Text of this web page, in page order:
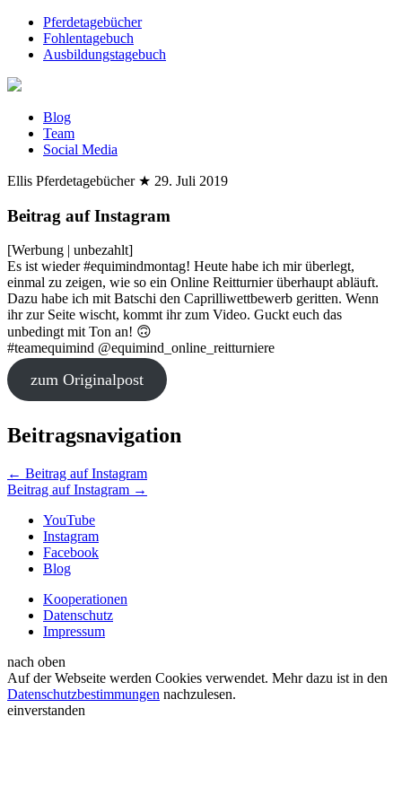
Pferdetagebücher
Fohlentagebuch
Ausbildungstagebuch
Blog
Team
Social Media
Ellis Pferdetagebücher ★ 29. Juli 2019
Beitrag auf Instagram
[Werbung | unbezahlt]
Es ist wieder #equimindmontag! Heute habe ich mir überlegt,
einmal zu zeigen, wie so ein Online Reitturnier überhaupt abläuft.
Dazu habe ich mit Batschi den Caprilliwettbewerb geritten. Wenn
ihr zur Seite wischt, kommt ihr zum Video. Guckt euch das
unbedingt mit Ton an! 🙃
#teamequimind @equimind_online_reitturniere
zum Originalpost
Beitragsnavigation
← Beitrag auf Instagram
Beitrag auf Instagram →
YouTube
Instagram
Facebook
Blog
Kooperationen
Datenschutz
Impressum
nach oben
Auf der Webseite werden Cookies verwendet. Mehr dazu ist in den
Datenschutzbestimmungen nachzulesen.
einverstanden